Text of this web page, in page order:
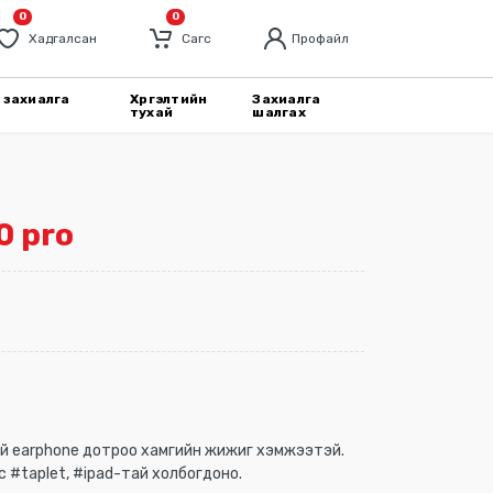
0
Хадгалсан
0
Cагс Профайл
Хүргэлтийн
тухай
Захиалга
шалгах
pro
earphone дотроо хамгийн жижиг хэмжээтэй.
#taplet, #ipad-тай холбогдоно.